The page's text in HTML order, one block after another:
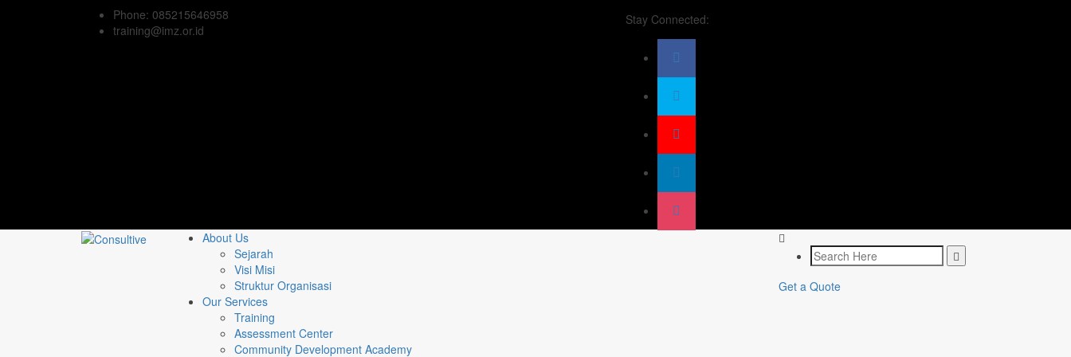
Phone: 085215646958
training@imz.or.id
Stay Connected:
About Us
Sejarah
Visi Misi
Struktur Organisasi
Our Services
Training
Assessment Center
Community Development Academy
Get a Quote